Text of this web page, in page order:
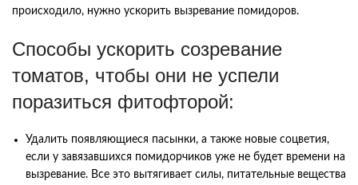
происходило, нужно ускорить вызревание помидоров.
Способы ускорить созревание
томатов, чтобы они не успели
поразиться фитофторой:
Удалить появляющиеся пасынки, а также новые соцветия,
если у завязавшихся помидорчиков уже не будет времени на
вызревание. Все это вытягивает силы, питательные вещества